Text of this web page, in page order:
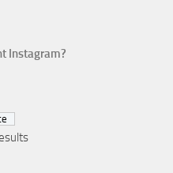
Instagram?